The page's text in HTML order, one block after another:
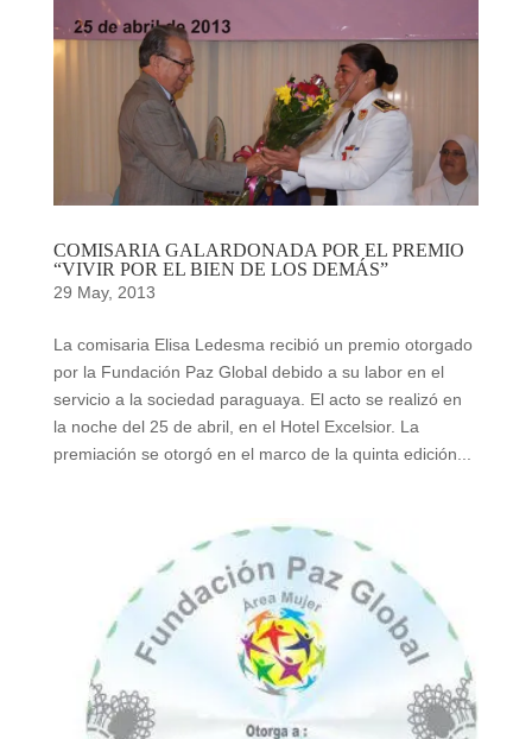
COMISARIA GALARDONADA POR EL PREMIO
“VIVIR POR EL BIEN DE LOS DEMÁS”
29 May, 2013
La comisaria Elisa Ledesma recibió un premio otorgado
por la Fundación Paz Global debido a su labor en el
servicio a la sociedad paraguaya. El acto se realizó en
la noche del 25 de abril, en el Hotel Excelsior. La
premiación se otorgó en el marco de la quinta edición...